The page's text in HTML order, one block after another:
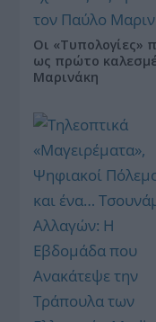
Οι «Τυπολογίες»
ως πρώτο
Μαρινάκη